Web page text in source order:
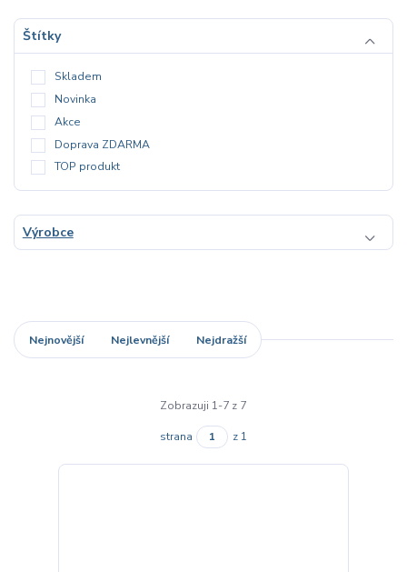
Štítky
Skladem
Novinka
Akce
Doprava ZDARMA
TOP produkt
Výrobce
Nejnovější Nejlevnější Nejdražší
Zobrazuji 1-7 z 7
strana z 1